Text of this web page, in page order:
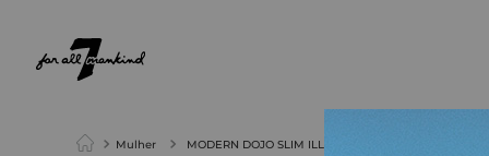
Mulher MODERN DOJO SLIM ILLUSION FULL SCALE